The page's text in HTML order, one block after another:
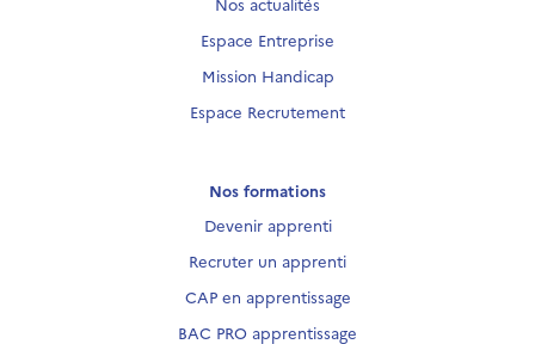
Espace Entreprise
Mission Handicap
Espace Recrutement
Nos formations
Devenir apprenti
Recruter un apprenti
CAP en apprentissage
BAC PRO apprentissage